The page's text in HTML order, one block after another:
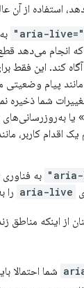
استفاده از آن
aria-
انجام می‌دهد قطع
آگاه کند. این فقط
پیام وضعیتی
شما ذخیره
یا
اقدام کاربر،
به
aria-live را
از اینکه
شما احتمالا